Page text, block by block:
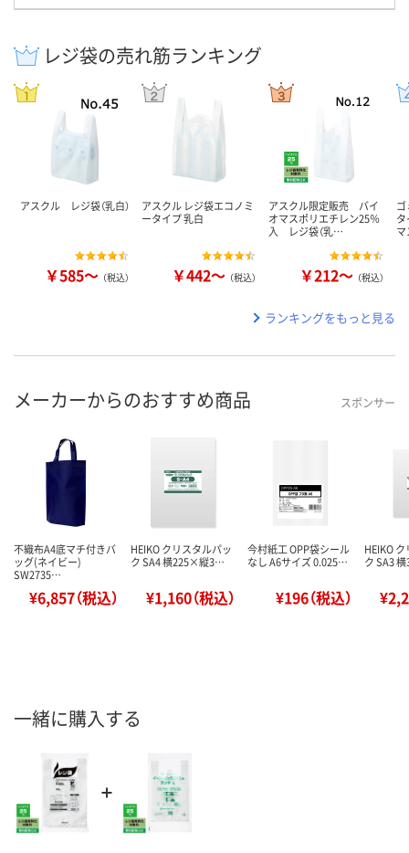
レジ袋の売れ筋ランキング
アスクル レジ袋（乳白）
￥585～ （税込）
アスクル レジ袋エコノミ
ータイプ 乳白
￥442～ （税込）
アスクル限定販売 バイ
オマスポリエチレン25％
入 レジ袋（乳…
￥212～ （税込）
ランキングをもっと見る
メーカーからのおすすめ商品 スポンサー
不織布A4底マチ付きバ
ッグ(ネイビー)
SW2735…
¥6,857（税込）
HEIKO クリスタルパッ
ク SA4 横225×縦3…
¥1,160（税込）
今村紙工 OPP袋シール
なし A6サイズ 0.025…
¥196（税込）
HEIKO
ク SA3
一緒に購入する